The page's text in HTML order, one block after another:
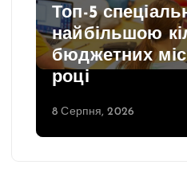
У Дніпрі
важливість
повірки
8 Серпня, 2026